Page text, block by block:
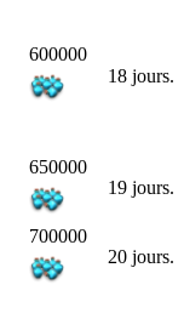
600000
18 jours.
650000
19 jours.
700000
20 jours.